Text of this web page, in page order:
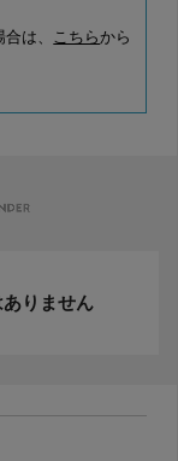
は、 こちらから
りません